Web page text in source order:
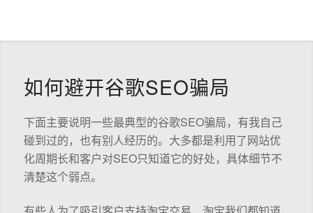
如何避开谷歌SEO骗局
下面主要说明一些最典型的谷歌SEO骗局，有我自己
碰到过的，也有别人经历的。大多都是利用了网站优
化周期长和客户对SEO只知道它的好处，具体细节不
清楚这个弱点。